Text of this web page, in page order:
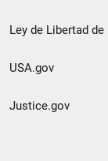
Ley de Libertad
USA.gov
Justice.gov